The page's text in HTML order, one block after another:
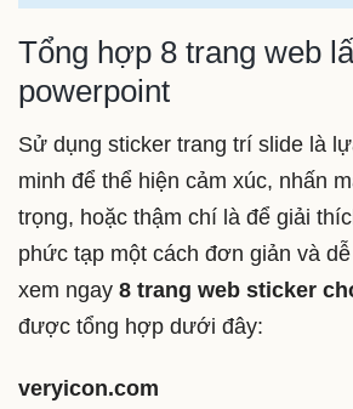
Tổng hợp 8 trang web
powerpoint
Sử dụng sticker trang trí slide là
minh để thể hiện cảm xúc, nhấn
trọng, hoặc thậm chí là để giải
phức tạp một cách đơn giản và
xem ngay 8 trang web sticker
được tổng hợp dưới đây:
veryicon.com